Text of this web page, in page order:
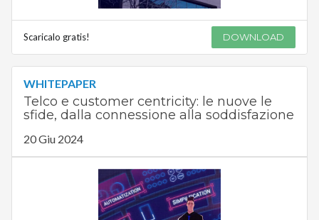
Scaricalo gratis! DOWNLOAD
WHITEPAPER
Telco e customer centricity: le nuove le
sfide, dalla connessione alla soddisfazione
20 Giu 2024